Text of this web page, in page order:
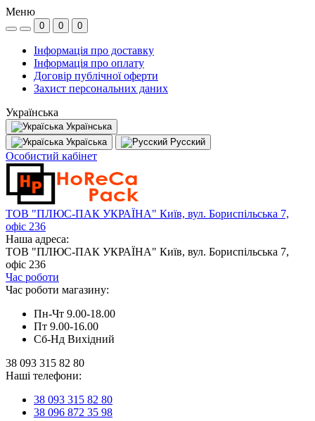
Меню
0 0 0
Інформація про доставку
Інформація про оплату
Договір публічної оферти
Захист персональних даних
Українська
Українська
Україська
Русский
Особистий кабінет
ТОВ "ПЛЮС-ПАК УКРАЇНА" Київ, вул. Бориспільська 7,
офіс 236
Наша адреса:
ТОВ "ПЛЮС-ПАК УКРАЇНА" Київ, вул. Бориспільська 7,
офіс 236
Час роботи
Час роботи магазину:
Пн-Чт 9.00-18.00
Пт 9.00-16.00
Сб-Нд Вихідний
38 093 315 82 80
Наші телефони:
38 093 315 82 80
38 096 872 35 98